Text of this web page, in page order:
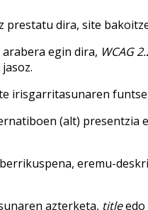
dira, site
egin dira, WCAG
irisgarritasunaren
(alt) presentzia
eremu-
azterketa, titleedo